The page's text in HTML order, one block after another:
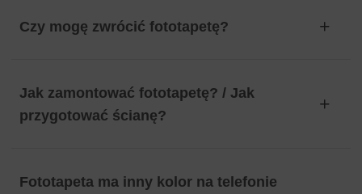
Czy mogę zwrócić fototapetę?
Jak zamontować fototapetę? / Jak
przygotować ścianę?
Fototapeta ma inny kolor na telefonie